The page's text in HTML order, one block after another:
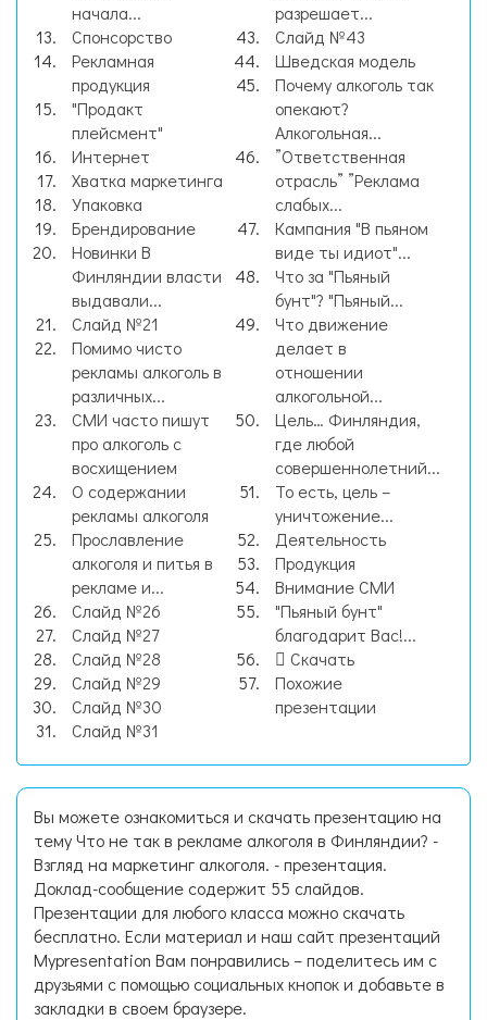
начала...
Спонсорство
Рекламная
продукция
"Продакт
плейсмент"
Интернет
Хватка маркетинга
Упаковка
Брендирование
Новинки В
Финляндии власти
выдавали...
Слайд №21
Помимо чисто
рекламы алкоголь в
различных...
СМИ часто пишут
про алкоголь с
восхищением
О содержании
рекламы алкоголя
Прославление
алкоголя и питья в
рекламе и...
Слайд №26
Слайд №27
Слайд №28
Слайд №29
Слайд №30
Слайд №31
разрешает...
Слайд №43
Шведская модель
Почему алкоголь так
опекают?
Алкогольная...
”Ответственная
отрасль” ”Реклама
слабых...
Кампания "В пьяном
виде ты идиот"...
Что за "Пьяный
бунт"? "Пьяный...
Что движение
делает в
отношении
алкогольной...
Цель… Финляндия,
где любой
совершеннолетний...
То есть, цель –
уничтожение...
Деятельность
Продукция
Внимание СМИ
"Пьяный бунт"
благодарит Вас!...
Скачать
Похожие
презентации
Вы можете ознакомиться и скачать презентацию на
тему Что не так в рекламе алкоголя в Финляндии? -
Взгляд на маркетинг алкоголя. - презентация.
Доклад-сообщение содержит 55 слайдов.
Презентации для любого класса можно скачать
бесплатно. Если материал и наш сайт презентаций
Mypresentation Вам понравились – поделитесь им с
друзьями с помощью социальных кнопок и добавьте в
закладки в своем браузере.